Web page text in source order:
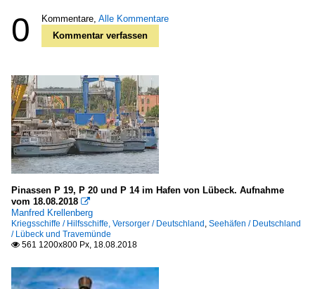
0 Kommentare, Alle Kommentare
Kommentar verfassen
Pinassen P 19, P 20 und P 14 im Hafen von Lübeck. Aufnahme
vom 18.08.2018 
Manfred Krellenberg
Kriegsschiffe / Hilfsschiffe, Versorger / Deutschland, Seehäfen / Deutschland
/ Lübeck und Travemünde
 561 1200x800 Px, 18.08.2018